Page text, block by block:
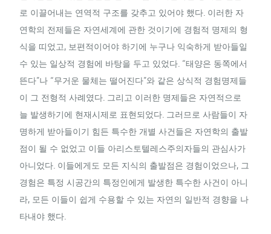
로 이끌어내는 연역적 구조를 갖추고 있어야 했다. 이러한 자
연학의 전제들은 자연세계에 관한 것이기에 경험적 명제의 형
식을 띠었고, 보편적이어야 하기에 누구나 익숙하게 받아들일
수 있는 일상적 경험에 바탕을 두고 있었다. “태양은 동쪽에서
뜬다”나 “무거운 물체는 떨어진다”와 같은 상식적 경험명제들
이 그 전형적 사례였다. 그리고 이러한 명제들은 자연적으로
늘 발생하기에 현재시제로 표현되었다. 그러므로 사람들이 자
명하게 받아들이기 힘든 특수한 개별 사건들은 자연학의 출발
점이 될 수 없었고 이들 아리스토텔레스주의자들의 관심사가
아니었다. 이들에게도 모든 지식의 출발점은 경험이었으나, 그
경험은 특정 시공간의 특정인에게 발생한 특수한 사건이 아니
라, 모든 이들이 쉽게 수용할 수 있는 자연의 일반적 경향을 나
타내야 했다.